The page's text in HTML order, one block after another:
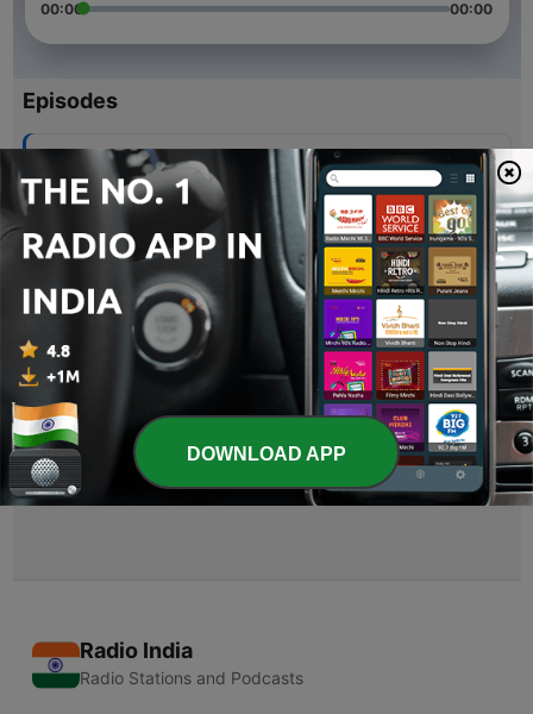
00:00 00:00
Episodes
El poder de la palabra
24 Sep 2020
4 - El descubrimiento de la esencia de la meditación
22 Sep 2020
3 - Primera Parte
2 - Prólogo
21 Sep 2020
1 - Vipassana (Trailer)
21 Sep 2020
Radio India
Radio Stations and Podcasts
DOWNLOAD APP